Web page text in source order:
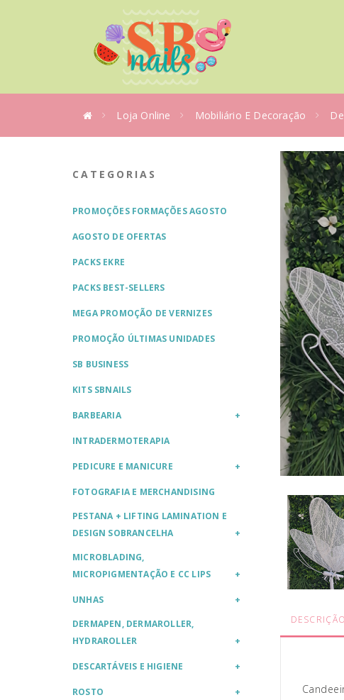
Loja Online Mobiliário E Decoração
CATEGORIAS
PROMOÇÕES FORMAÇÕES AGOSTO
AGOSTO DE OFERTAS
PACKS EKRE
PACKS BEST-SELLERS
MEGA PROMOÇÃO DE VERNIZES
PROMOÇÃO ÚLTIMAS UNIDADES
SB BUSINESS
KITS SBNAILS
BARBEARIA
INTRADERMOTERAPIA
PEDICURE E MANICURE
FOTOGRAFIA E MERCHANDISING
PESTANA + LIFTING LAMINATION E
DESIGN SOBRANCELHA
MICROBLADING,
MICROPIGMENTAÇÃO E CC LIPS
UNHAS
DERMAPEN, DERMAROLLER,
HYDRAROLLER
DESCARTÁVEIS E HIGIENE
ROSTO
DESCRIÇÃO